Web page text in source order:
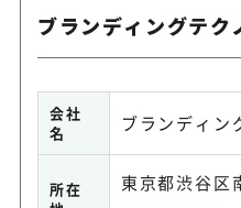
ブランディングテ
会社
名
ブランディン
所在
東京都渋谷区